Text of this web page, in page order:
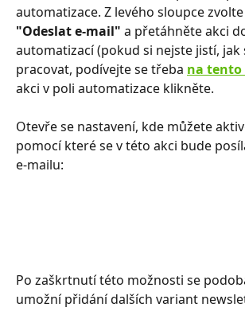
automatizace. Z levého sloupce
"Odeslat e-mail" a přetáhněte akci
automatizací (pokud si nejste jistí, jak
pracovat, podívejte se třeba na tento
akci v poli automatizace klikněte.
Otevře se nastavení, kde můžete
pomocí které se v této akci bude
e-mailu:
Po zaškrtnutí této možnosti se
umožní přidání dalších variant